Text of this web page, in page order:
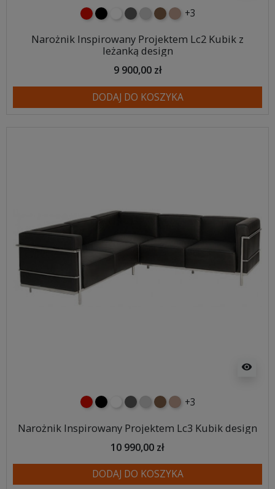
czerwony
czarnybiałyciemno szary
jasnoszary
brązowy
jasnobrązowy
+3
Narożnik Inspirowany Projektem Lc2 Kubik z
leżanką design
9 900,00 zł
DODAJ DO KOSZYKA
visibility
czerwony
czarnybiałyciemno szary
jasnoszary
brązowy
jasnobrązowy
+3
Narożnik Inspirowany Projektem Lc3 Kubik design
10 990,00 zł
DODAJ DO KOSZYKA